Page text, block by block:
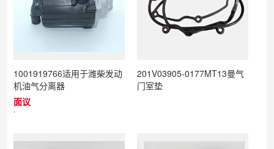
1001919766适用于潍柴发动
机油气分离器
面议
'
201V03905-0177MT13曼气
门室垫